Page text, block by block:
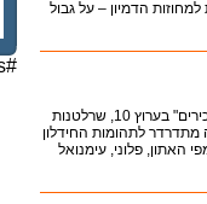
הדמיון – על גבול
הוכחה נוספת לאזלת המח של "כתבים בכירים" בערוץ 10, שרלטנות
לתהומות החידלון
האתון, פלוני, עימנואל
#leftBanners#